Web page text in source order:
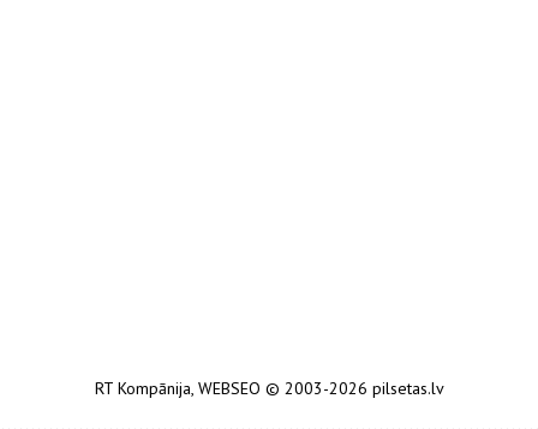
RT Kompānija, WEBSEO © 2003-2026 pilsetas.lv